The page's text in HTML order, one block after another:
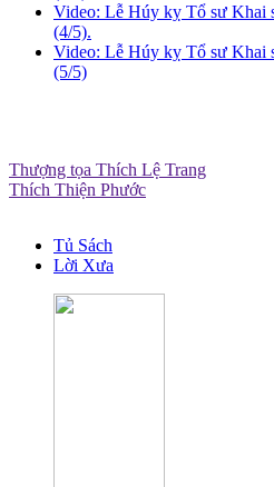
Video: Lễ Húy kỵ Tổ sư Khai
(4/5).
Video: Lễ Húy kỵ Tổ sư Khai
(5/5)
Thượng tọa Thích Lệ Trang
Thích Thiện Phước
Tủ Sách
Lời Xưa